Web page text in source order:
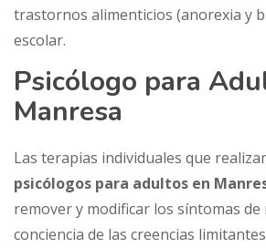
trastornos alimenticios (anorexia y
escolar.
Psicólogo para
Manresa
Las terapias individuales que
psicólogos para adultos en
remover y modificar los síntomas
conciencia de las creencias